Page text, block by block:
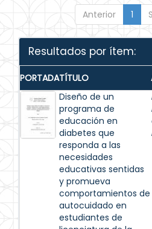
Anterior 1
Resultados por ítem:
PORTADATÍTULO
Diseño de un
programa de
educación en
diabetes que
responda a las
necesidades
educativas sentidas
y promueva
comportamientos de
autocuidado en
estudiantes de